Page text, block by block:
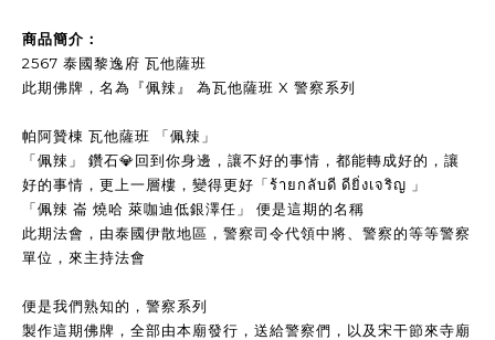
商品簡介：
2567 泰國黎逸府 瓦他薩班
此期佛牌，名為『佩辣』 為瓦他薩班 X 警察系列
帕阿贊棟 瓦他薩班 「佩辣」
「佩辣」 鑽石💎回到你身邊，讓不好的事情，都能轉成好的，讓
好的事情，更上一層樓，變得更好「ร้ายกลับดี ดียิ่งเจริญ 」
「佩辣 崙 燒哈 萊咖迪低銀澤任」 便是這期的名稱
此期法會，由泰國伊散地區，警察司令代領中將、警察的等等警察
單位，來主持法會
便是我們熟知的，警察系列
製作這期佛牌，全部由本廟發行，送給警察們，以及宋干節來寺廟